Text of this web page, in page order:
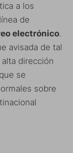
a los
de
electrónico.
avisada de tal
dirección
se
sobre